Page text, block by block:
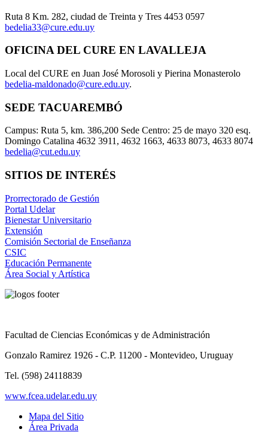
Ruta 8 Km. 282, ciudad de Treinta y Tres 4453 0597
bedelia33@cure.edu.uy
OFICINA DEL CURE EN LAVALLEJA
Local del CURE en Juan José Morosoli y Pierina Monasterolo
bedelia-maldonado@cure.edu.uy.
SEDE TACUAREMBÓ
Campus: Ruta 5, km. 386,200 Sede Centro: 25 de mayo 320 esq.
Domingo Catalina 4632 3911, 4632 1663, 4633 8073, 4633 8074
bedelia@cut.edu.uy
SITIOS DE INTERÉS
Prorrectorado de Gestión
Portal Udelar
Bienestar Universitario
Extensión
Comisión Sectorial de Enseñanza
CSIC
Educación Permanente
Área Social y Artística
Facultad de Ciencias Económicas y de Administración
Gonzalo Ramirez 1926 - C.P. 11200 - Montevideo, Uruguay
Tel. (598) 24118839
www.fcea.udelar.edu.uy
Mapa del Sitio
Área Privada